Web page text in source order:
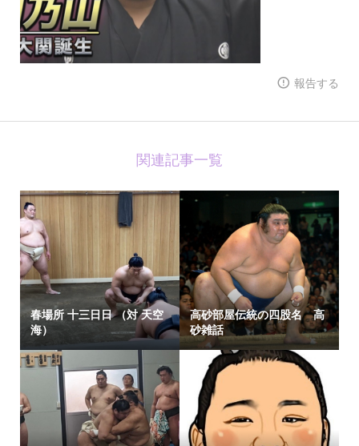
報告する
関連記事一覧
春場所 十三日日 （対 天空
海）
高砂部屋伝統の四股名 高
砂雑話